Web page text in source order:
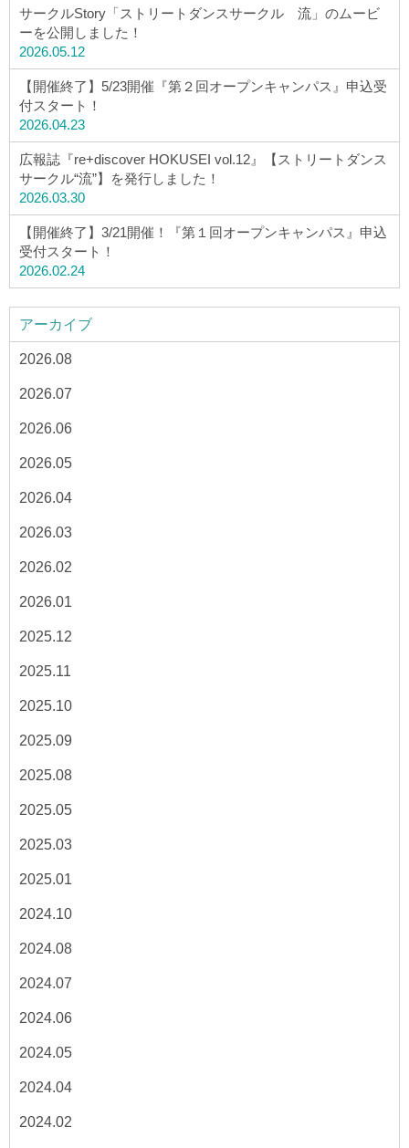
Tel：011-891-2731（代表）
サイトマップ
© Copyright
All rights reserved.
サークルStory「ストリートダンスサークル 流」のムービ
ーを公開しました！
2026.05.12
【開催終了】5/23開催『第２回オープンキャンパス』申込受
付スタート！
2026.04.23
広報誌『re+discover HOKUSEI vol.12』【ストリートダンス
サークル“流”】を発行しました！
2026.03.30
【開催終了】3/21開催！『第１回オープンキャンパス』申込
受付スタート！
2026.02.24
アーカイブ
2026.08
2026.07
2026.06
2026.05
2026.04
2026.03
2026.02
2026.01
2025.12
2025.11
2025.10
2025.09
2025.08
2025.05
2025.03
2025.01
2024.10
2024.08
2024.07
2024.06
2024.05
2024.04
2024.02